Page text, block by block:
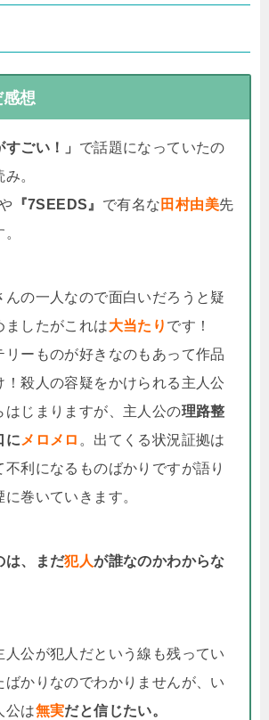
想
すごい！」 で話題になっていたの
。
『7SEEDS』 で有名な 田村由美先
んの一人なので面白いだろうと疑
ましたがこれは大当たり です！
リーものが好きなのもあって作品
！殺人の容疑をかけられる主人公
はじまりますが、主人公の理路整
に メロメロ 。出てくる状況証拠は
不利になるものばかりですが語り
巻いていきます。
は、まだ犯人が誰なのかわからな
人公が犯人だという線も残ってい
ばかりなのでわかりませんが、い
公は無実だと信じたい。